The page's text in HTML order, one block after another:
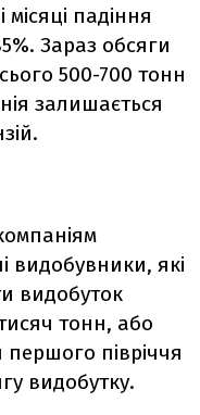
падіння
Зараз обсяги
500-700 тонн
залишається
видобувники, які
видобуток
тонн, або
півріччя
видобутку.